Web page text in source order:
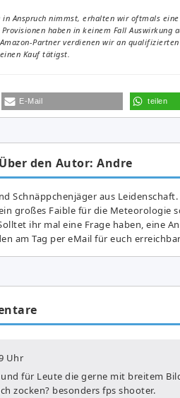
Anspruch nimmst, erhalten wir oftmals
haben in keinem Fall Auswirkung
Partner verdienen wir an
Kauf tätigst.
E-Mail teilen
Über den Autor: Andre
Schnäppchenjäger aus
großes Fai­ble für die Meteorologie
ihr mal eine Frage haben, eine
am Tag per eMail für euch
Uhr
für Leute die gerne mit breitem
zocken? besonders fps shooter.